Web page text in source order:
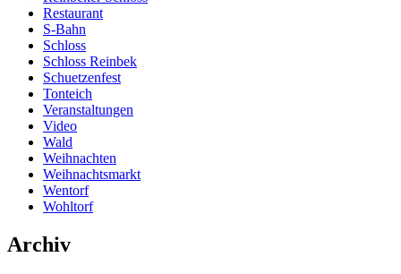
Restaurant
S-Bahn
Schloss
Schloss Reinbek
Schuetzenfest
Tonteich
Veranstaltungen
Video
Wald
Weihnachten
Weihnachtsmarkt
Wentorf
Wohltorf
Archiv